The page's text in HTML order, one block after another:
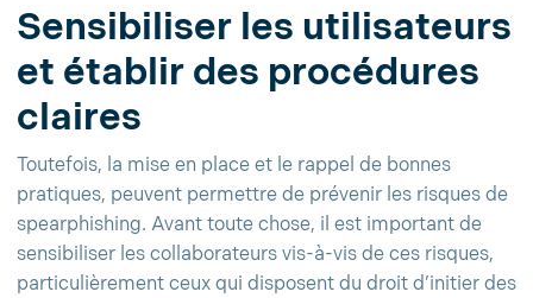
Sensibiliser les utilisateurs
et établir des procédures
claires
Toutefois, la mise en place et le rappel de bonnes
pratiques, peuvent permettre de prévenir les risques de
spearphishing. Avant toute chose, il est important de
sensibiliser les collaborateurs vis-à-vis de ces risques,
particulièrement ceux qui disposent du droit d’initier des